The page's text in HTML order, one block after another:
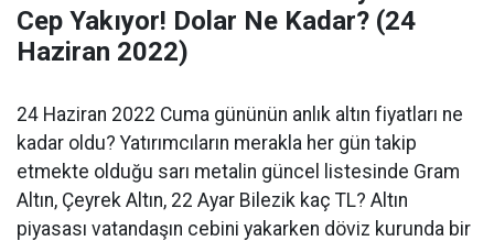
Cep Yakıyor! Dolar Ne Kadar? (24
Haziran 2022)
24 Haziran 2022 Cuma gününün anlık altın fiyatları ne
kadar oldu? Yatırımcıların merakla her gün takip
etmekte olduğu sarı metalin güncel listesinde Gram
Altın, Çeyrek Altın, 22 Ayar Bilezik kaç TL? Altın
piyasası vatandaşın cebini yakarken döviz kurunda bir